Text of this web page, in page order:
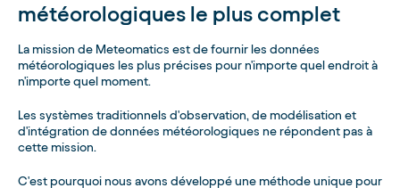
météorologiques le plus complet
La mission de Meteomatics est de fournir les données
météorologiques les plus précises pour n'importe quel endroit à
n'importe quel moment.
Les systèmes traditionnels d'observation, de modélisation et
d'intégration de données météorologiques ne répondent pas à
cette mission.
C'est pourquoi nous avons développé une méthode unique pour